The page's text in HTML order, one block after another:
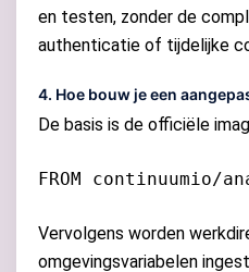
en testen, zonder de
authenticatie of tijdelijke
4. Hoe bouw je een
De basis is de officiële
Vervolgens worden
omgevingsvariabelen